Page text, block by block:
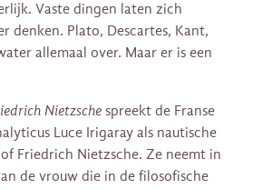
Vaste dingen laten zich
denken. Plato, Descartes, Kant,
allemaal over. Maar er is een
Nietzsche spreekt de Franse
Luce Irigaray als nautische
Friedrich Nietzsche. Ze neemt in
de vrouw die in de filosofische